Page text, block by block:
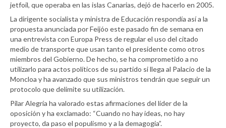
jetfoil, que operaba en las islas Canarias, dejó de hacerlo en 2005.
La dirigente socialista y ministra de Educación respondía así a la
propuesta anunciada por Feijóo este pasado fin de semana en
una entrevista con Europa Press de regular el uso del citado
medio de transporte que usan tanto el presidente como otros
miembros del Gobierno. De hecho, se ha comprometido a no
utilizarlo para actos políticos de su partido si llega al Palacio de la
Moncloa y ha avanzado que sus ministros tendrán que seguir un
protocolo que delimite su utilización.
Pilar Alegría ha valorado estas afirmaciones del líder de la
oposición y ha exclamado: “Cuando no hay ideas, no hay
proyecto, da paso el populismo y a la demagogia”.